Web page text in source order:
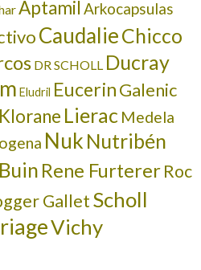
Aptamil Arkocapsulas
CaudalieChicco
DR SCHOLL Ducray
Eludril EucerinGalenic
Klorane Lierac Medela
Nuk Nutribén
Rene FurtererRoc
GalletScholl
Vichy